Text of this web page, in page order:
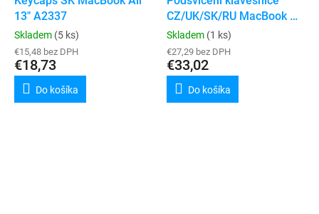
13" A2337
Skladem (5 ks)
€15,48 bez DPH
€18,73
Do košíka
CZ/UK/SK/RU MacBook Air
13" A2179 / A2337
Skladem (1 ks)
€27,29 bez DPH
€33,02
Do košíka